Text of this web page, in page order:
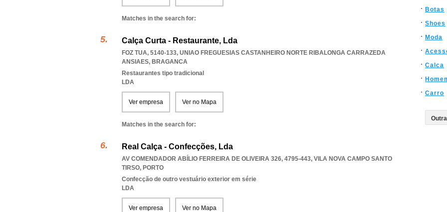
Matches in the search for:
Calça Curta - Restaurante, Lda
FOZ TUA, 5140-133, UNIAO FREGUESIAS CASTANHEIRO NORTE RIBALONGA CARRAZEDA
ANSIAES, BRAGANCA
Restaurantes tipo tradicional
LDA
Ver empresa Ver no Mapa
Matches in the search for:
Real Calça - Confecções, Lda
AV COMENDADOR ABÍLIO FERREIRA DE OLIVEIRA 326, 4795-443, VILA NOVA CAMPO SANTO
TIRSO, PORTO
Confecção de outro vestuário exterior em série
LDA
Ver empresa Ver no Mapa
Botas
Shoes
Moda
Calca
Carro